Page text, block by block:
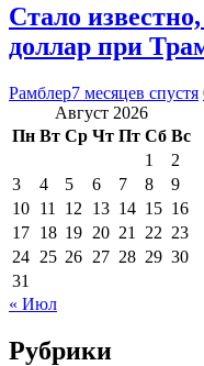
Стало
доллар при
Рамблер7 месяцев спустя
Август 2026
Пн Вт Ср Чт Пт Сб Вс
1
2
3
4 5 6 7 8
9
10 11 12 13 14 15 16
17 18 19 20 21 22 23
24 25 26 27 28 29 30
31
« Июл
Рубрики